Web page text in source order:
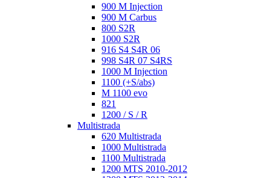
900 M Injection
900 M Carbus
800 S2R
1000 S2R
916 S4 S4R 06
998 S4R 07 S4RS
1000 M Injection
1100 (+S/abs)
M 1100 evo
821
1200 / S / R
Multistrada
620 Multistrada
1000 Multistrada
1100 Multistrada
1200 MTS 2010-2012